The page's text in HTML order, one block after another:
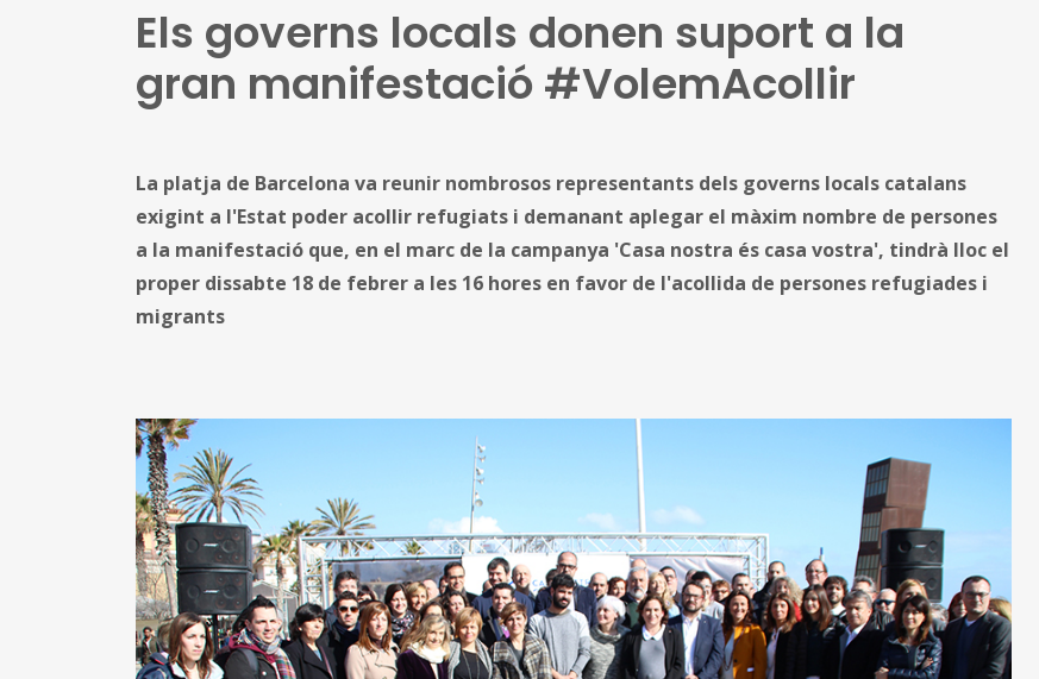
Els governs locals donen suport a la
gran manifestació #VolemAcollir
La platja de Barcelona va reunir nombrosos representants dels governs locals catalans
exigint a l'Estat poder acollir refugiats i demanant aplegar el màxim nombre de persones
a la manifestació que, en el marc de la campanya 'Casa nostra és casa vostra', tindrà lloc el
proper dissabte 18 de febrer a les 16 hores en favor de l'acollida de persones refugiades i
migrants